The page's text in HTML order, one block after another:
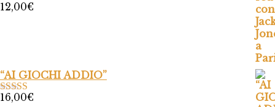
Valutato
12,00€
“AI GIOCHI ADDIO”
Valutato
16,00€